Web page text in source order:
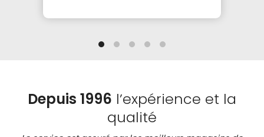
Depuis 1996 l’expérience et la
qualité